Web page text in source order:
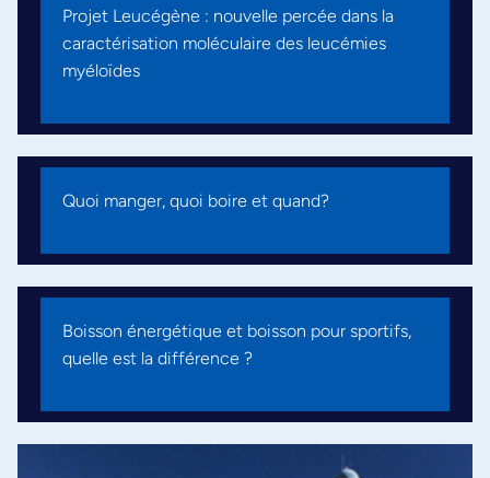
Projet Leucégène : nouvelle percée dans la
caractérisation moléculaire des leucémies
myéloïdes
Quoi manger, quoi boire et quand?
Boisson énergétique et boisson pour sportifs,
quelle est la différence ?